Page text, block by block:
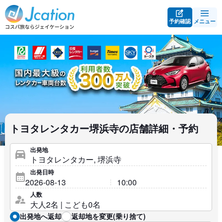
予約確認 メニュー
トヨタレンタカー堺浜寺の店舗詳細・予約
出発地
出発日時
人数
出発地へ返却 返却地を変更(乗り捨て)